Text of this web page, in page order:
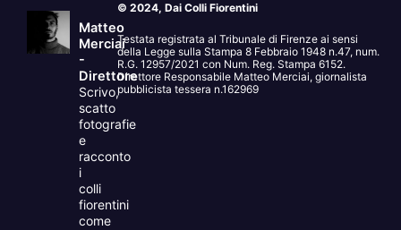
Matteo
Merciai
-
Direttore
Scrivo,
scatto
fotografie
e
racconto
i
colli
fiorentini
come
© 2024, Dai Colli Fiorentini
Testata registrata al Tribunale di Firenze ai sensi
della Legge sulla Stampa 8 Febbraio 1948 n.47, num.
R.G. 12957/2021 con Num. Reg. Stampa 6152.
Direttore Responsabile Matteo Merciai, giornalista
pubblicista tessera n.162969